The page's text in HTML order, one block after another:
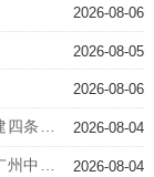
2026-08-06
2026-08-05
2026-08-06
四条高 2026-08-04
州中心 2026-08-04